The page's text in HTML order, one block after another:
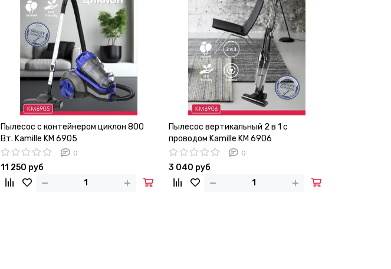
Пылесос с контейнером циклон 800
Вт. Kamille KM 6905
0
11 250 руб
Пылесос вертикальный 2 в 1 с
проводом Kamille KM 6906
0
3 040 руб